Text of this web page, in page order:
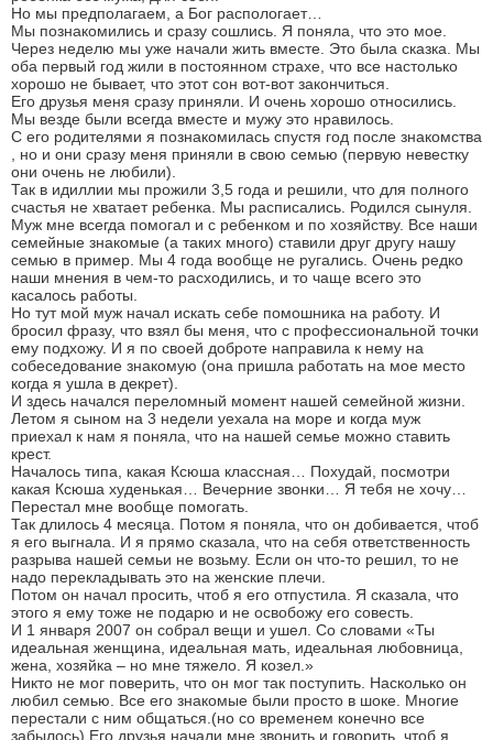
Но мы предполагаем, а Бог распологает…
Мы познакомились и сразу сошлись. Я поняла, что это мое.
Через неделю мы уже начали жить вместе. Это была сказка. Мы
оба первый год жили в постоянном страхе, что все настолько
хорошо не бывает, что этот сон вот-вот закончиться.
Его друзья меня сразу приняли. И очень хорошо относились.
Мы везде были всегда вместе и мужу это нравилось.
С его родителями я познакомилась спустя год после знакомства
, но и они сразу меня приняли в свою семью (первую невестку
они очень не любили).
Так в идиллии мы прожили 3,5 года и решили, что для полного
счастья не хватает ребенка. Мы расписались. Родился сынуля.
Муж мне всегда помогал и с ребенком и по хозяйству. Все наши
семейные знакомые (а таких много) ставили друг другу нашу
семью в пример. Мы 4 года вообще не ругались. Очень редко
наши мнения в чем-то расходились, и то чаще всего это
касалось работы.
Но тут мой муж начал искать себе помошника на работу. И
бросил фразу, что взял бы меня, что с профессиональной точки
ему подхожу. И я по своей доброте направила к нему на
собеседование знакомую (она пришла работать на мое место
когда я ушла в декрет).
И здесь начался переломный момент нашей семейной жизни.
Летом я сыном на 3 недели уехала на море и когда муж
приехал к нам я поняла, что на нашей семье можно ставить
крест.
Началось типа, какая Ксюша классная… Похудай, посмотри
какая Ксюша худенькая… Вечерние звонки… Я тебя не хочу…
Перестал мне вообще помогать.
Так длилось 4 месяца. Потом я поняла, что он добивается, чтоб
я его выгнала. И я прямо сказала, что на себя ответственность
разрыва нашей семьи не возьму. Если он что-то решил, то не
надо перекладывать это на женские плечи.
Потом он начал просить, чтоб я его отпустила. Я сказала, что
этого я ему тоже не подарю и не освобожу его совесть.
И 1 января 2007 он собрал вещи и ушел. Со словами «Ты
идеальная женщина, идеальная мать, идеальная любовница,
жена, хозяйка – но мне тяжело. Я козел.»
Никто не мог поверить, что он мог так поступить. Насколько он
любил семью. Все его знакомые были просто в шоке. Многие
перестали с ним общаться.(но со временем конечно все
забылось).Его друзья начали мне звонить и говорить, чтоб я